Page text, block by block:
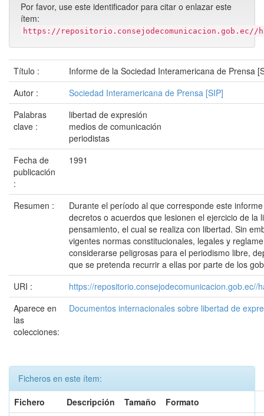
Por favor, use este identificador para citar o enlazar este
ítem:
https://repositorio.consejodecomunicacion.gob.ec//
Título :
Informe de la Sociedad Interamericana de Prensa
Autor :
Sociedad Interamericana de Prensa [SIP]
Palabras
clave :
libertad de expresión
medios de comunicación
periodistas
Fecha de
publicación
:
1991
Resumen :
Durante el período al que corresponde este
decretos o acuerdos que lesionen el ejercicio de la
pensamiento, el cual se realiza con libertad. Sin
vigentes normas constitucionales, legales y
considerarse peligrosas para el periodismo libre,
que se pretenda recurrir a ellas por parte de los
URI :
https://repositorio.consejodecomunicacion.gob.ec//
Aparece en
las
colecciones:
Documentos internacionales sobre libertad de
Ficheros en este ítem:
Fichero
Descripción Tamaño
Formato